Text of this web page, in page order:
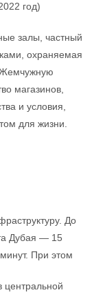
год)
залы, частный
охраняемая
Жемчужную
магазинов,
и условия,
для жизни.
До
Дубая — 15
При этом